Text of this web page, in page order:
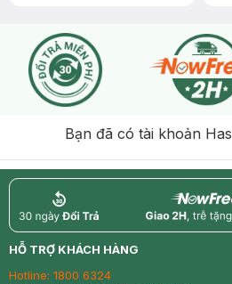
Bạn đã có tài khoản
return nowfree
HỖ TRỢ KHÁCH HÀNG
Hotline: 1800 6324